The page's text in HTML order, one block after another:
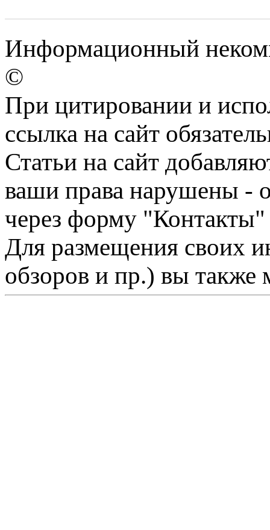
Информационный
©
При цитировании и
ссылка на сайт
Статьи на сайт
ваши права нарушены -
через форму "Контакты"
Для размещения своих
обзоров и пр.) вы также